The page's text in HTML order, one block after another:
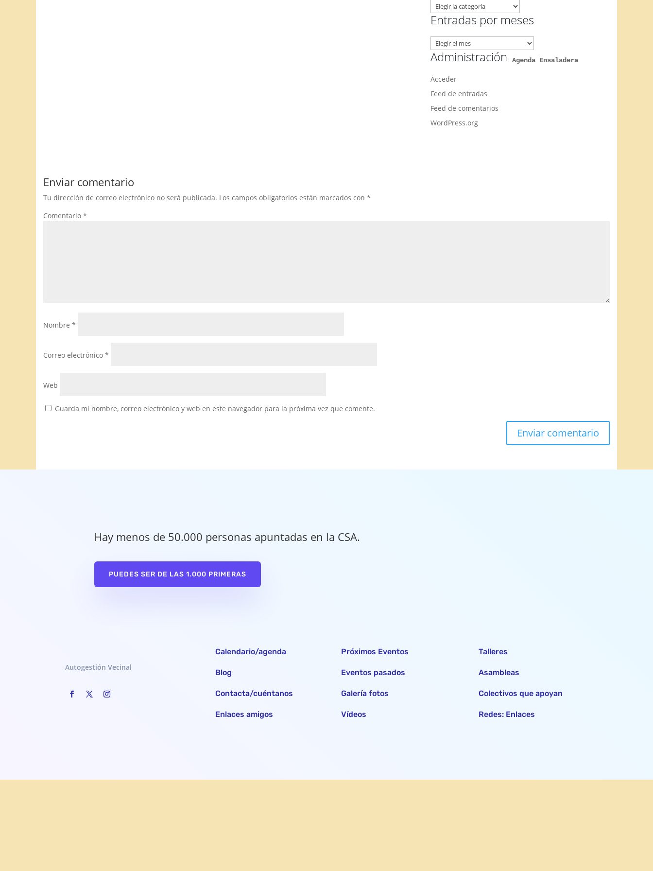
Temas
artículos
Entradas por meses
Entradas
por
meses
Administración
Acceder
Feed de entradas
Feed de comentarios
WordPress.org
Agenda Ensaladera
Enviar comentario
Tu dirección de correo electrónico no será publicada. Los campos obligatorios están marcados con *
Comentario *
Nombre *
Correo electrónico *
Web
Guarda mi nombre, correo electrónico y web en este navegador para la próxima vez que comente.
Hay menos de 50.000 personas apuntadas en la CSA.
PUEDES SER DE LAS 1.000 PRIMERAS
Autogestión Vecinal
Calendario/agenda
Blog
Contacta/cuéntanos
Enlaces amigos
Próximos Eventos
Eventos pasados
Galería fotos
Vídeos
Talleres
Asambleas
Colectivos que apoyan
Redes: Enlaces